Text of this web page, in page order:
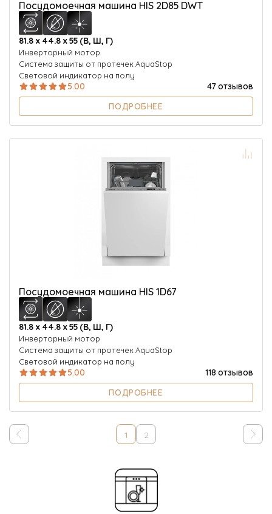
Посудомоечная машина HIS 2D85 DWT
81.8 х 44.8 х 55 (В, Ш, Г)
Инверторный мотор
Система защиты от протечек AquaStop
Световой индикатор на полу
5.00
47 отзывов
ПОДРОБНЕЕ
Посудомоечная машина HIS 1D67
81.8 х 44.8 х 55 (В, Ш, Г)
Инверторный мотор
Система защиты от протечек AquaStop
Световой индикатор на полу
5.00
118 отзывов
ПОДРОБНЕЕ
1 2